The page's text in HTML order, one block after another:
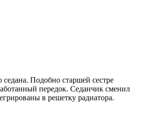
Подобно старшей сестре
передок. Седанчик сменил
в решетку радиатора.